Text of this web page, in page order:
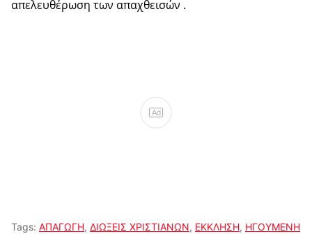
απελευθέρωση των απαχθεισών .
Ad
Tags: ΑΠΑΓΩΓΗ, ΔΙΩΞΕΙΣ ΧΡΙΣΤΙΑΝΩΝ, ΕΚΚΛΗΣΗ, ΗΓΟΥΜΕΝΗ